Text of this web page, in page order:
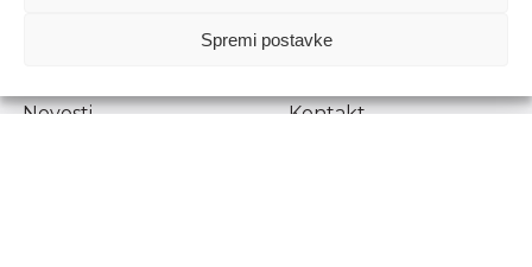
Spremi postavke
Prenošenje sadržaja dopušteno je uz navođenje izvora.
Novosti
Kontakt